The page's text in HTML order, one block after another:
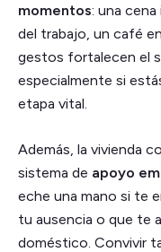
momentos: una cena
del trabajo, un café
gestos fortalecen el
especialmente si
etapa vital.
Además, la vivienda
sistema de apoyo
eche una mano si te
tu ausencia o que te
doméstico. Convivir